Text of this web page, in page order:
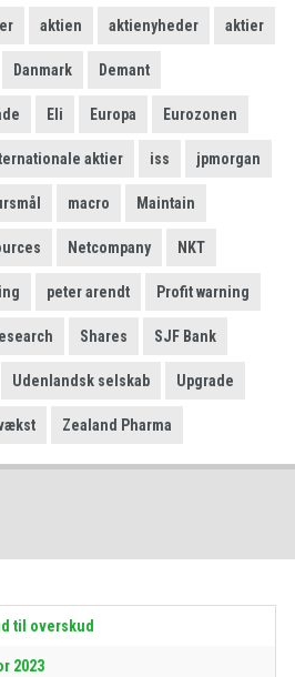
aktien aktienyheder aktier
Danmark Demant
Eli Europa Eurozonen
aktier iss jpmorgan
macro Maintain
Netcompany NKT
peter arendt Profit warning
Shares SJF Bank
Udenlandsk selskab Upgrade
Zealand Pharma
til overskud
2023